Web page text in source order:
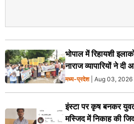
भोपाल में रिहायशी
नाराज व्यापारियों ने दी
मध्य-प्रदेश| Aug 03, 2026
इंस्टा पर कृष बनकर
मस्जिद में निकाह की